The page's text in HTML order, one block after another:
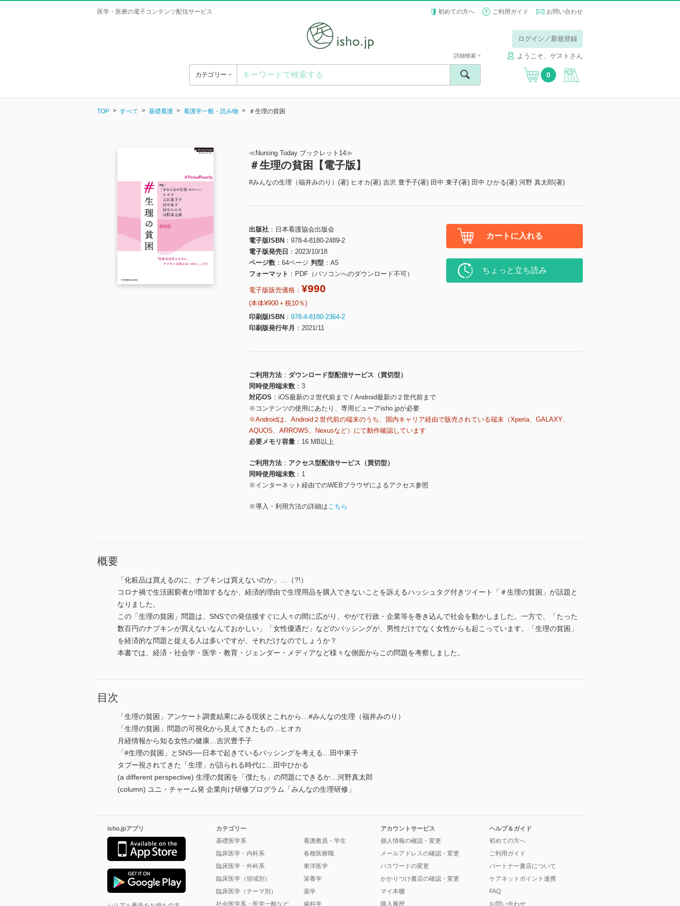
医学・医療の電子コンテンツ配信サービス 初めての方へ ご利用ガイド お問い合わせ
ログイン／新規登録
ようこそ、ゲストさん
カテゴリー
詳細検索
0
TOP すべて 基礎看護 看護学一般・読み物 ＃生理の貧困
≪Nursing Today ブックレット14≫
＃生理の貧困【電子版】
#みんなの生理（福井みのり）(著) ヒオカ(著) 吉沢 豊予子(著) 田中 東子(著) 田中 ひかる(著) 河野 真太郎(著)
出版社
日本看護協会出版会
電子版ISBN
978-4-8180-2489-2
電子版発売日
2023/10/18
ページ数
64ページ 判型
A5
フォーマット
PDF（パソコンへのダウンロード不可）
電子版販売価格： ¥990
(本体¥900＋税10％)
印刷版ISBN
978-4-8180-2364-2
印刷版発行年月
2021/11
カートに入れる
ちょっと立ち読み
ご利用方法
ダウンロード型配信サービス（買切型）
同時使用端末数
3
対応OS
iOS最新の２世代前まで / Android最新の２世代前まで
※コンテンツの使用にあたり、専用ビューアisho.jpが必要
※Androidは、Android２世代前の端末のうち、国内キャリア経由で販売されている端末（Xperia、GALAXY、
AQUOS、ARROWS、Nexusなど）にて動作確認しています
必要メモリ容量
16 MB以上
ご利用方法
アクセス型配信サービス（買切型）
同時使用端末数
1
※インターネット経由でのWEBブラウザによるアクセス参照
※導入・利用方法の詳細はこちら
概要
「化粧品は買えるのに、ナプキンは買えないのか」…（?!）
コロナ禍で生活困窮者が増加するなか、経済的理由で生理用品を購入できないことを訴えるハッシュタグ付きツイート「＃生理の貧困」が話題と
なりました。
この「生理の貧困」問題は、SNSでの発信後すぐに人々の間に広がり、やがて行政・企業等を巻き込んで社会を動かしました。一方で、「たった
数百円のナプキンが買えないなんておかしい」「女性優遇だ」などのバッシングが、男性だけでなく女性からも起こっています。「生理の貧困」
を経済的な問題と捉える人は多いですが、それだけなのでしょうか？
本書では、経済・社会学・医学・教育・ジェンダー・メディアなど様々な側面からこの問題を考察しました。
目次
「生理の貧困」アンケート調査結果にみる現状とこれから…#みんなの生理（福井みのり）
「生理の貧困」問題の可視化から見えてきたもの…ヒオカ
月経情報から知る女性の健康…吉沢豊予子
「#生理の貧困」とSNS──日本で起きているバッシングを考える…田中東子
タブー視されてきた「生理」が語られる時代に…田中ひかる
(a different perspective) 生理の貧困を「僕たち」の問題にできるか…河野真太郎
(column) ユニ・チャーム発 企業向け研修プログラム「みんなの生理研修」
isho.jpアプリ
カテゴリー
基礎医学系
臨床医学・内科系
臨床医学・外科系
臨床医学（領域別）
臨床医学（テーマ別）
社会医学系・医学一般など
看護教員・学生
各種医療職
東洋医学
栄養学
薬学
歯科学
アカウントサービス
個人情報の確認・変更
メールアドレスの確認・変更
パスワードの変更
かかりつけ書店の確認・変更
マイ本棚
購入履歴
ヘルプ＆ガイド
初めての方へ
ご利用ガイド
パートナー書店について
ケアネットポイント連携
FAQ
お問い合わせ